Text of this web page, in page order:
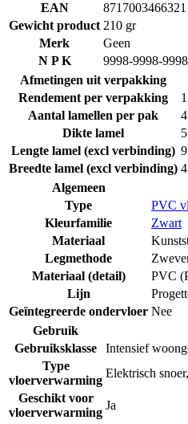
EAN
8717003466321
Gewicht product 210 gr
Merk
Geen
N P K
9998-9998-9998
Afmetingen uit verpakking
Rendement per verpakking
Aantal lamellen per pak
4
Dikte lamel
Lengte lamel (excl verbinding)
Breedte lamel (excl verbinding)
Algemeen
Type
PVC
Kleurfamilie
Zwart
Materiaal
Legmethode
Materiaal (detail)
PVC
Lijn
Geïntegreerde ondervloer Nee
Gebruik
Gebruiksklasse
Intensief
Type
vloerverwarming
Elektrisch snoer,
Geschikt voor
vloerverwarming
Ja